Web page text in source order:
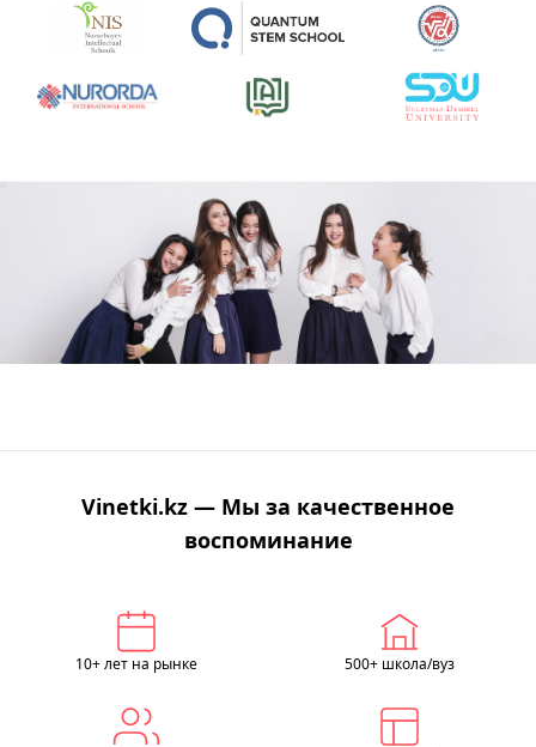
Vinetki.kz — Мы за качественное
воспоминание
10+ лет на рынке 500+ школа/вуз